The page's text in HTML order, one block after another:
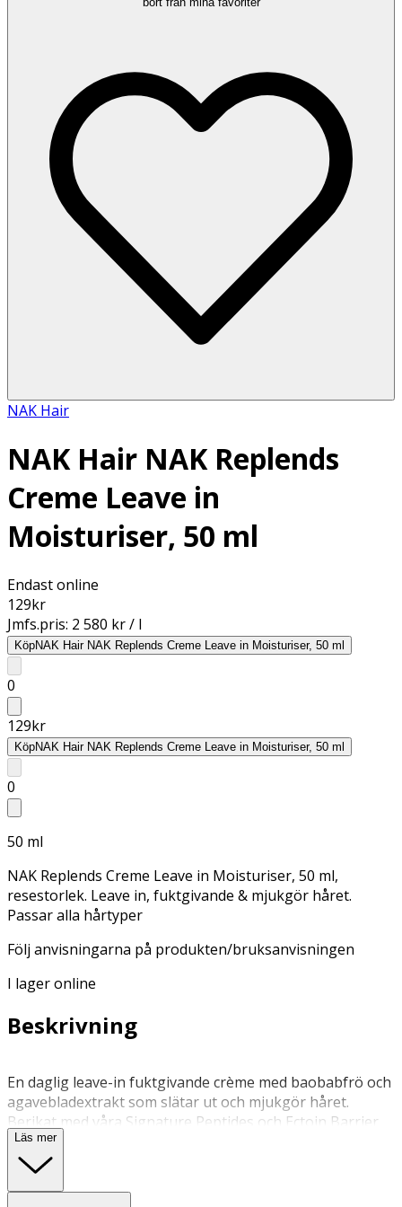
NAK Hair
NAK Hair NAK Replends
Creme Leave in
Moisturiser, 50 ml
Endast online
129kr
Jmfs.pris: 2 580 kr / l
KöpNAK Hair NAK Replends Creme Leave in Moisturiser, 50 ml
0
129kr
KöpNAK Hair NAK Replends Creme Leave in Moisturiser, 50 ml
0
50 ml
NAK Replends Creme Leave in Moisturiser, 50 ml,
resestorlek. Leave in, fuktgivande & mjukgör håret.
Passar alla hårtyper
Följ anvisningarna på produkten/bruksanvisningen
I lager online
Beskrivning
En daglig leave-in fuktgivande crème med baobabfrö och
agavebladextrakt som slätar ut och mjukgör håret.
Berikat med våra Signature Peptides och Ectoin Barrier
Booster som hjälper till att reparera och stärka,
samtidigt som de vårdar hårbottens mikrobiom för ditt
Nyckelfördelar Tillför fukt samtidigt som den reder ut
Läs mer